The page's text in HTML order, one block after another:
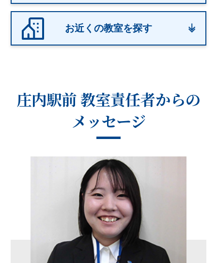
お近くの教室を探す
庄内駅前 教室責任者からの
メッセージ